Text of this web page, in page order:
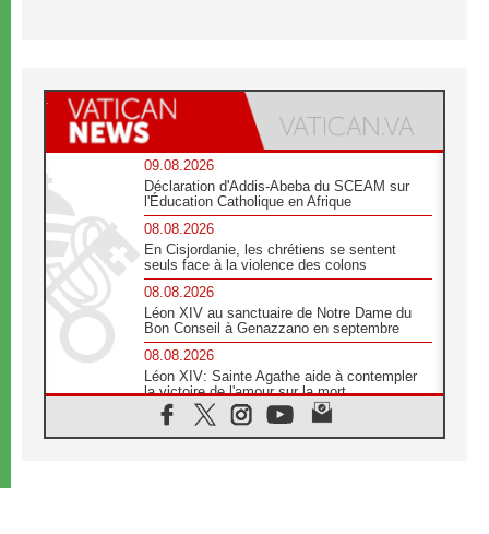
09.08.2026
Déclaration d'Addis-Abeba du SCEAM sur
l'Éducation Catholique en Afrique
08.08.2026
En Cisjordanie, les chrétiens se sentent
seuls face à la violence des colons
08.08.2026
Léon XIV au sanctuaire de Notre Dame du
Bon Conseil à Genazzano en septembre
08.08.2026
Léon XIV: Sainte Agathe aide à contempler
la victoire de l'amour sur la mort
08.08.2026
«Relancer l'empathie», le projet Triennal d'art